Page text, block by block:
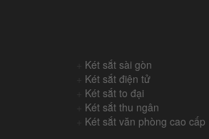
Két sắt sài gòn
Két sắt điện tử
Két sắt to đại
Két sắt thu ngân
Két sắt văn phòng cao cấp